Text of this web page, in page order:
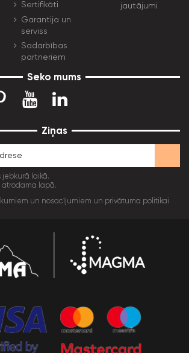
Sertifikāti
Garantija un
serviss
Sadarbības
partneriem
jautājumi
Seko mums
Ziņas
laikā.
atrodama lapā.
un nosacījumiem un privātuma politikai